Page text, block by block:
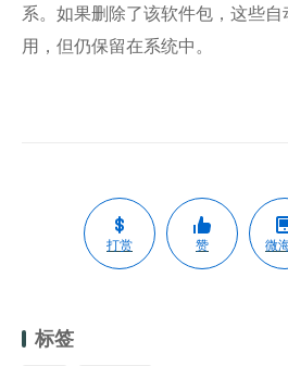
系。如果删除了该软件包，这些
用，但仍保留在系统中。
打赏 赞 微
标签